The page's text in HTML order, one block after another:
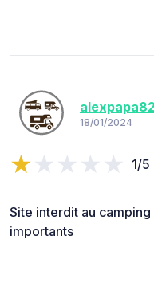
alexpapa82
18/01/2024
1/5
Site interdit au
importants